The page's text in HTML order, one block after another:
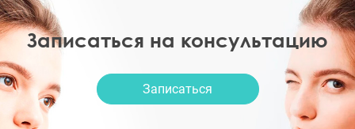
Записаться на консультацию
Записаться